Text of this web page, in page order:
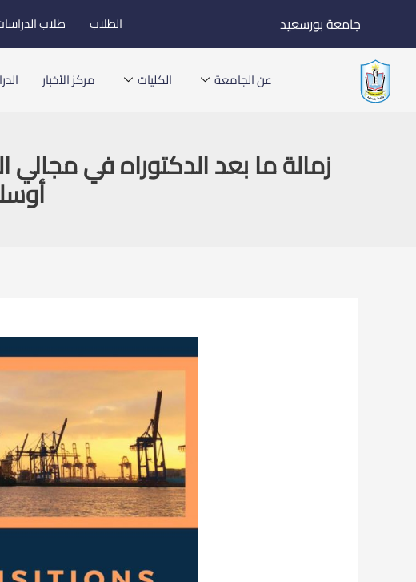
إلى
المحتوى
جامعة بورسعيد الطلاب طلاب
عن الجامعة الكليات مركز الأخبار
زمالة ما بعد الدكتوراه في مجالي
أوسلو